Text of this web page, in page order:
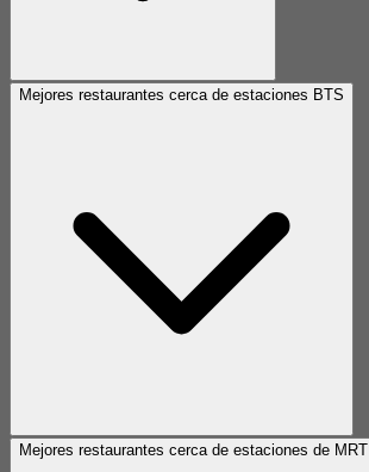
Mejores restaurantes cerca de estaciones BTS
Mejores restaurantes cerca de estaciones de MRT